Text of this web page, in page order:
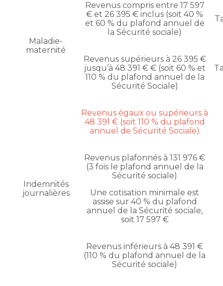
Maladie-
maternité
Revenus compris entre 17 597
€ et 26 395 € inclus (soit 40 %
et 60 % du plafond annuel de
la Sécurité sociale)
Revenus supérieurs à 26 395 €
jusqu’à 48 391 € € (soit 60 % et
110 % du plafond annuel de la
Sécurité Sociale)
Revenus égaux ou supérieurs à
48 391 € (soit 110 % du plafond
annuel de Sécurité Sociale)
Indemnités
journalières
Revenus plafonnés à 131 976 €
(3 fois le plafond annuel de la
Sécurité sociale)
Une cotisation minimale est
assise sur 40 % du plafond
annuel de la Sécurité sociale,
soit 17 597 €
Revenus inférieurs à 48 391 €
(110 % du plafond annuel de la
Sécurité sociale)